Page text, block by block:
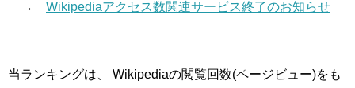
→ Wikipediaアクセス数関連サービス終了のお知らせ
当ランキングは、 Wikipediaの閲覧回数(ページビュー)をも